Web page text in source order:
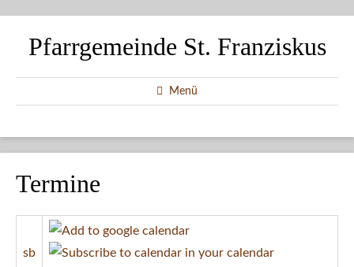
Pfarrgemeinde St. Franziskus
Menü
Termine
sb